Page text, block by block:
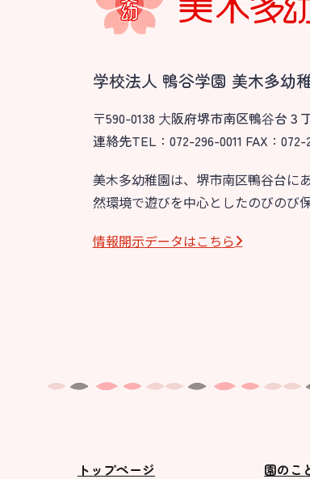
学校法人 鴨谷学園 美木多幼
〒590-0138 ⼤阪府堺市南区鴨⾕台３
連絡先TEL：072-296-0011 FAX：072-
美木多幼稚園は、堺市南区鴨谷台に
然環境で遊びを中心としたのびのび
情報開⽰データはこちら
トップページ
園のこ
園のこと
安⼼・安全対策
教
園の1
預か
グループ施設・
関係先リンク